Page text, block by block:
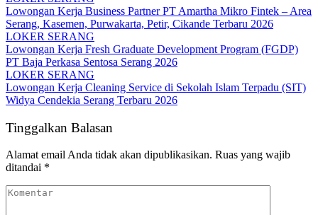
Lowongan Kerja Business Partner PT Amartha Mikro Fintek – Area
Serang, Kasemen, Purwakarta, Petir, Cikande Terbaru 2026
LOKER SERANG
Lowongan Kerja Fresh Graduate Development Program (FGDP)
PT Baja Perkasa Sentosa Serang 2026
LOKER SERANG
Lowongan Kerja Cleaning Service di Sekolah Islam Terpadu (SIT)
Widya Cendekia Serang Terbaru 2026
Tinggalkan Balasan
Alamat email Anda tidak akan dipublikasikan. Ruas yang wajib
ditandai *